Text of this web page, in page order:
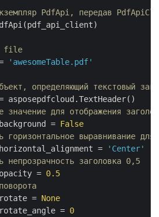
PdfApi, передав
file
'awesomeTable.pdf'
определяющий текстовый
asposepdfcloud.TextHeader()
значение для отображения
=
False
горизонтальное выравнивание
=
'Center'
непрозрачность заголовка 0,5
=
0.5
=
None
=
0